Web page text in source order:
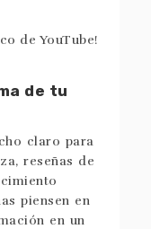
de tu
claro para
reseñas de
piensen en
en un